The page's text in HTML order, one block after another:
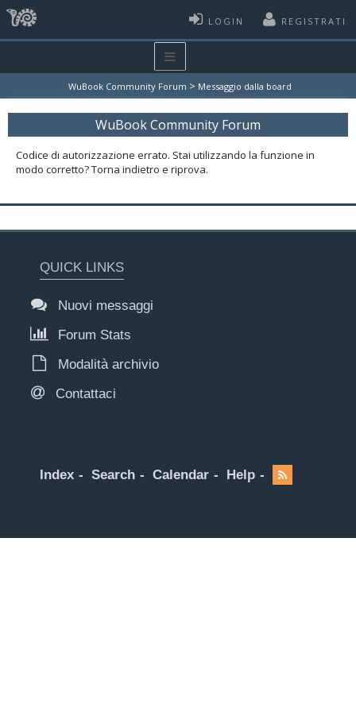
LOGIN REGISTRATI
WuBook Community Forum > Messaggio dalla board
WuBook Community Forum
Codice di autorizzazione errato. Stai utilizzando la funzione in
modo corretto? Torna indietro e riprova.
QUICK LINKS
Nuovi messaggi
Forum Stats
Modalità archivio
Contattaci
Index Search Calendar Help